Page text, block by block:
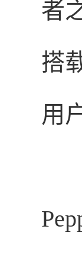
者
搭
用